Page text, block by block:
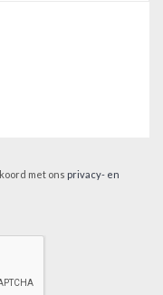
met ons privacy- en